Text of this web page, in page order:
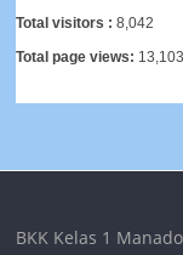
Total visitors :8,042
Total page views: 13,103
BKK Kelas 1 Manado